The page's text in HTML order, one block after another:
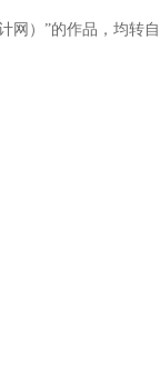
网）”的作品，均转